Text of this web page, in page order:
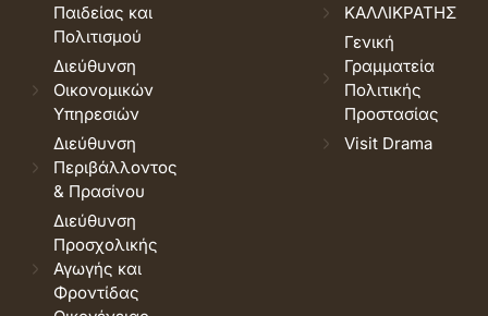
Παιδείας και
Πολιτισμού
Διεύθυνση
Οικονομικών
Υπηρεσιών
Διεύθυνση
Περιβάλλοντος
& Πρασίνου
Διεύθυνση
Προσχολικής
Αγωγής και
Φροντίδας
ΚΑΛΛΙΚΡΑΤΗΣ
Γενική
Γραμματεία
Πολιτικής
Προστασίας
Visit Drama